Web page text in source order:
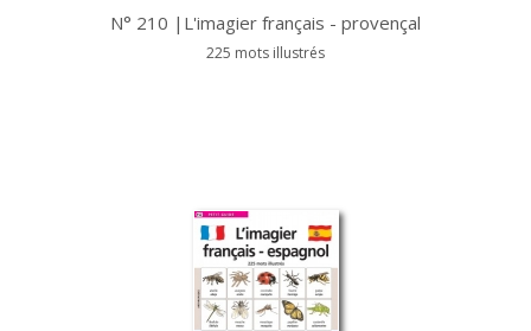
N° 210 |L'imagier français - provençal
225 mots illustrés